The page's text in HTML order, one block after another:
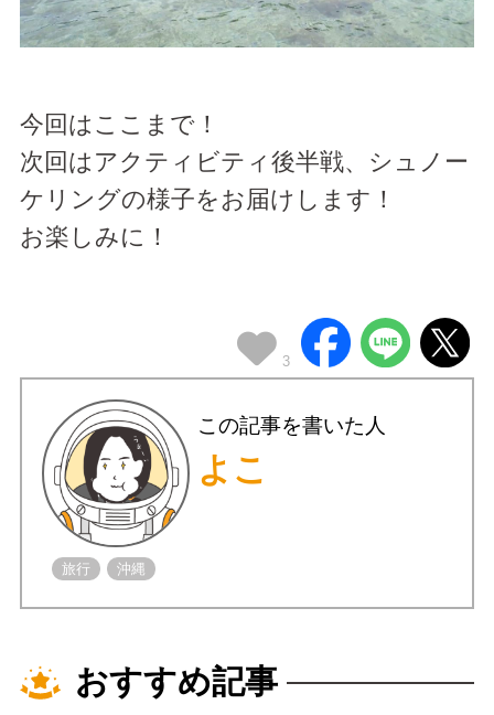
今回はここまで！
次回はアクティビティ後半戦、シュノー
ケリングの様子をお届けします！
お楽しみに！
3
この記事を書いた人
よこ
旅行 沖縄
おすすめ記事